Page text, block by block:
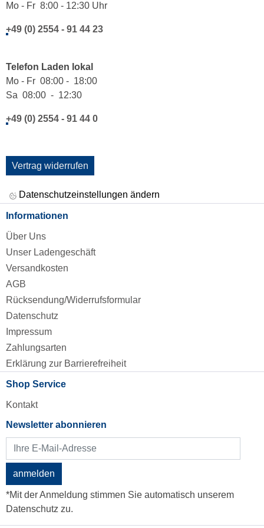
Mo - Fr 8:00 - 12:30 Uhr
+49 (0) 2554 - 91 44 23
Telefon Laden lokal
Mo - Fr 08:00 - 18:00
Sa 08:00 - 12:30
+49 (0) 2554 - 91 44 0
Vertrag widerrufen
Datenschutzeinstellungen ändern
Informationen
Über Uns
Unser Ladengeschäft
Versandkosten
AGB
Rücksendung/Widerrufsformular
Datenschutz
Impressum
Zahlungsarten
Erklärung zur Barrierefreiheit
Shop Service
Kontakt
Newsletter abonnieren
anmelden
*Mit der Anmeldung stimmen Sie automatisch unserem
Datenschutz zu.